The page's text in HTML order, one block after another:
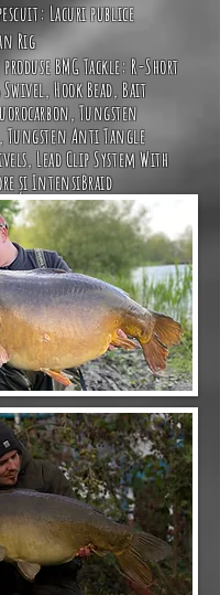
Lacuri publice
Rig
BMG Tackle:R-Short
,Hook Bead,Bait
,Tungsten
Tungsten Anti Tangle
,Lead Clip System With
șiIntensiBraid